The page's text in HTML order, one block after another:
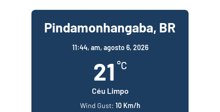
Pindamonhangaba, BR
11:44, am, agosto 6, 2026
21 °C
Céu Limpo
Wind Gust: 10 Km/h